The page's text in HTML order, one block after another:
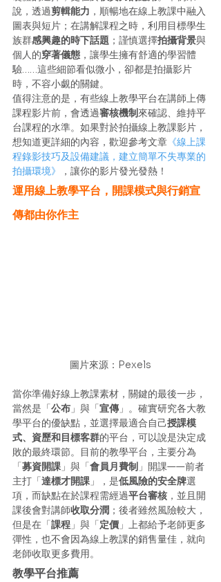
說，透過剪輯能力 ，順暢地在線上教課中融入
圖表與短片；在講解課程之時，利用目標學生
族群感興趣的時下話題 ；謹慎選擇拍攝背景與
個人的穿著儀態 ，讓學生擁有舒適的學習體
驗……這些細節看似微小，卻都是拍攝影片
時，不容小覷的關鍵。
值得注意的是，有些線上教學平台在講師上傳
課程影片前，會透過審核機制來確認、維持平
台課程的水準。如果對於拍攝線上教課影片，
想知道更詳細的內容，歡迎參考文章 《線上課
程錄影技巧及設備建議，建立簡單不失專業的
拍攝環境》
，讓你的影片發光發熱！
運用線上教學平台，開課模式與行銷宣
傳都由你作主
圖片來源：Pexels
當你準備好線上教課素材，關鍵的最後一步，
當然是「公布 」與「宣傳 」。確實研究各大教
學平台的優缺點，並選擇最適合自己授課模
式、資歷和目標客群的平台，可以說是決定成
敗的最終環節。目前的教學平台，主要分為
「募資開課 」與「會員月費制 」開課——前者
主打「達標才開課 」，是低風險的安全牌選
項，而缺點在於課程需經過平台審核 ，並且開
課後會對講師收取分潤 ；後者雖然風險較大，
但是在「課程 」與「定價 」上都給予老師更多
彈性，也不會因為線上教課的銷售量佳，就向
老師收取更多費用。
教學平台推薦